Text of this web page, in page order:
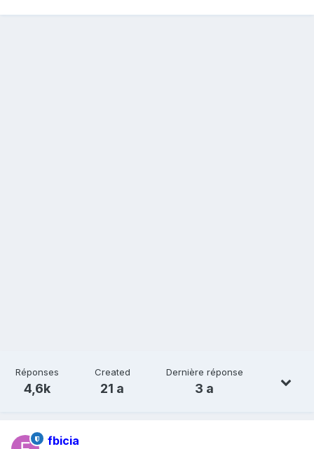
Réponses
4,6k
Created
21 a
Dernière réponse
3 a
fbicia